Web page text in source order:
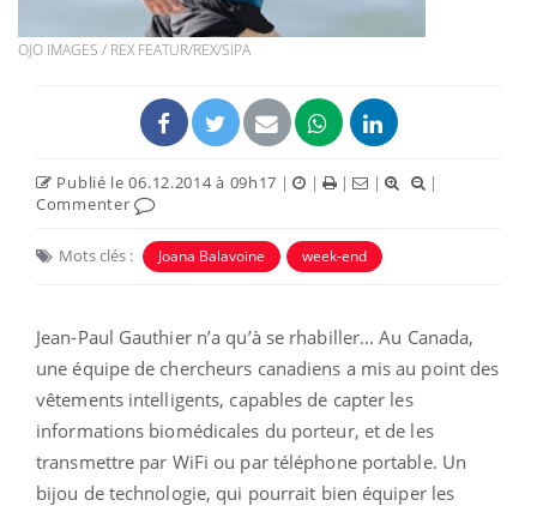
OJO IMAGES / REX FEATUR/REX/SIPA
Publié le 06.12.2014 à 09h17 | | | |
|
Commenter
Mots clés : Joana Balavoine week-end
Jean-Paul Gauthier n’a qu’à se rhabiller… Au Canada,
une équipe de chercheurs canadiens a mis au point des
vêtements intelligents, capables de capter les
informations biomédicales du porteur, et de les
transmettre par WiFi ou par téléphone portable. Un
bijou de technologie, qui pourrait bien équiper les